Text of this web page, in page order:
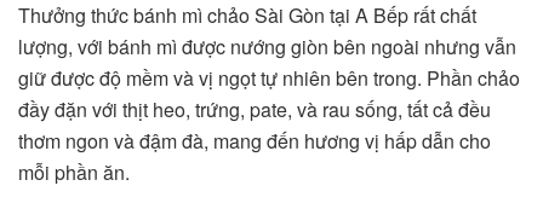
Thưởng thức bánh mì chảo Sài Gòn tại A Bếp rất chất
lượng, với bánh mì được nướng giòn bên ngoài nhưng vẫn
giữ được độ mềm và vị ngọt tự nhiên bên trong. Phần chảo
đầy đặn với thịt heo, trứng, pate, và rau sống, tất cả đều
thơm ngon và đậm đà, mang đến hương vị hấp dẫn cho
mỗi phần ăn.